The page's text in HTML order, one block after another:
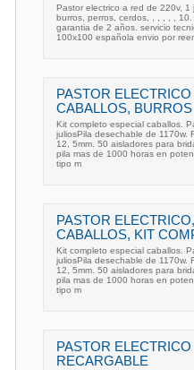
Pastor electrico a red de 220v, 1
burros, perros, cerdos, , , , , , 10.
garantia de 2 años. servicio
100x100 española envio por
PASTOR ELECTRICO
CABALLOS, BURROS
Kit completo especial caballos.
juliosPila desechable de 1170w.
12, 5mm. 50 aisladores para
pila mas de 1000 horas en
tipo m
PASTOR
CABALLOS, KIT
Kit completo especial caballos.
juliosPila desechable de 1170w.
12, 5mm. 50 aisladores para
pila mas de 1000 horas en
tipo m
PASTOR ELECTRICO
RECARGABLE